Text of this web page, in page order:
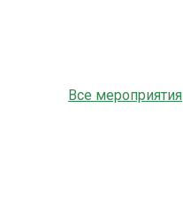
Все мероприятия